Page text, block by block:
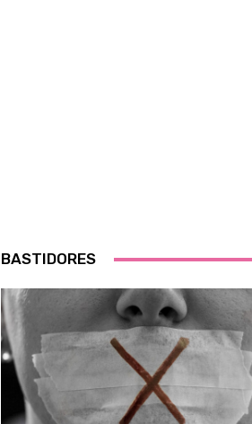
BASTIDORES